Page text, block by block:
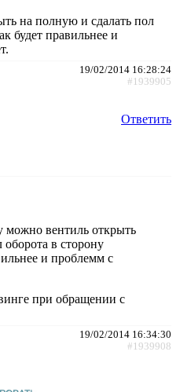
на полную и сдалать пол
будет правильнее и
19/02/2014 16:28:24
#1939905
Ответить
можно вентиль открыть
в сторону
и проблемм с
при обращении с
19/02/2014 16:34:30
#1939908